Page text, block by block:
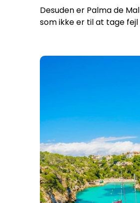
Desuden er Palma de
som ikke er til at tage fejl